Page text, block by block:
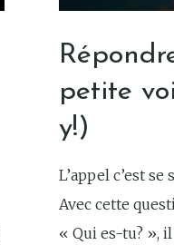
petite
y!)
L’appel c’est
Avec cette
« Qui es-tu? »,